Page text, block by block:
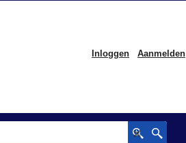
Inloggen Aanmelden